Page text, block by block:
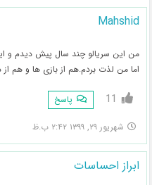
Mahshid
من این سریالو چند سال پیش دیدم و
اما من لذت بردم.هم از بازی ها و هم
11 پاسخ
شهریور ۲۹, ۱۳۹۹ ۲:۴۲ ب.ظ
ابراز احساسات